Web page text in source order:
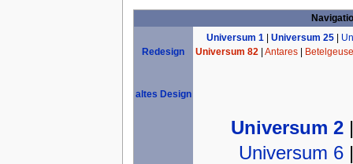
Redesign
Universum 1 |Universum 25
Universum 82 |Antares
altes Design
Universum 2
Universum 6